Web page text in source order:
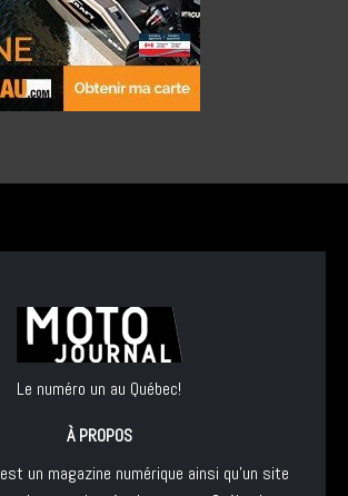
Le numéro un au Québec!
À PROPOS
un magazine numérique ainsi qu'un site